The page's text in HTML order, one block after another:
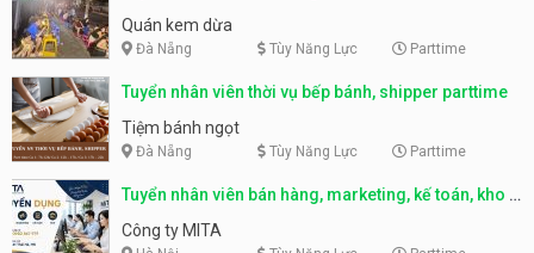
Quán kem dừa
Đà Nẵng Tùy Năng Lực Parttime
Tuyển nhân viên thời vụ bếp bánh, shipper parttime
Tiệm bánh ngọt
Đà Nẵng Tùy Năng Lực Parttime
Tuyển nhân viên bán hàng, marketing, kế toán, kho –
parttime, fulltime
Công ty MITA